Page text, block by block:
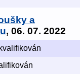
a
, 06. 07. 2022